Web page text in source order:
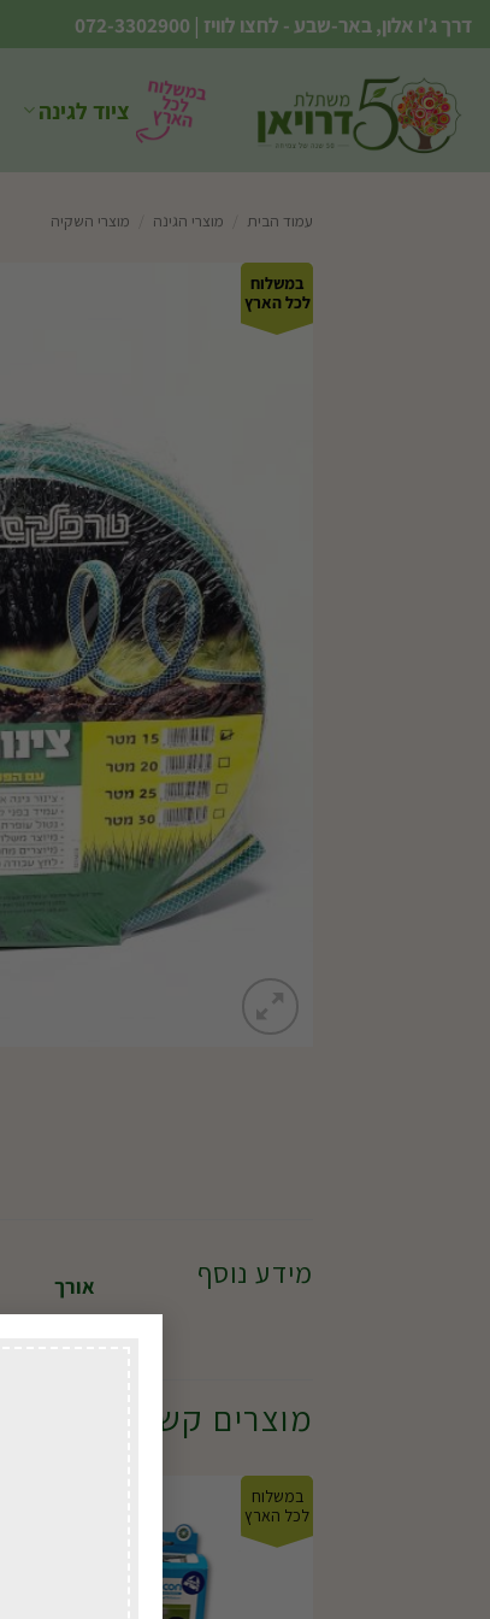
Skip
to
content
דרך ג'ו אלון, באר-שבע - לחצו לוויז |
072-3302900
ציוד לגינה
עמוד הבית מוצרי הגינה מוצרי השקיה
במשלוח
לכל הארץ
מידע נוסף אורך
מוצרים קשורים
במשלוח
לכל הארץ